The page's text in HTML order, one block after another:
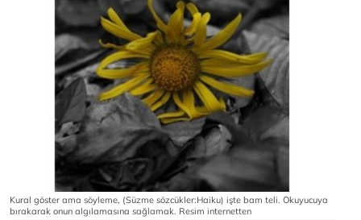
Kural göster ama söyleme, (Süzme sözcükler:Haiku) işte bam teli. Okuyucuya
bırakarak onun algılamasına sağlamak. Resim internetten